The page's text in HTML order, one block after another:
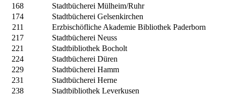
168
Stadtbücherei Mülheim/Ruhr
174
Stadtbücherei Gelsenkirchen
211
Erzbischöfliche Akademie Bibliothek Paderborn
217
Stadtbücherei Neuss
221
Stadtbibliothek Bocholt
224
Stadtbücherei Düren
229
Stadtbücherei Hamm
231
Stadtbücherei Herne
238
Stadtbibliothek Leverkusen